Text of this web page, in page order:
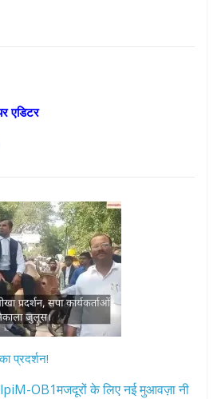
एडिटर
प्रदर्शन!
OB1मजदूरों के लिए नई मुआवज़ा नी